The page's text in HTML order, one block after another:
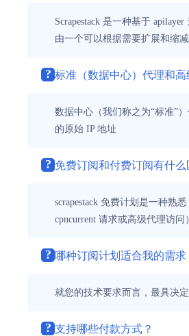
Scrapestack 是一种基于
由一个可以根据需要扩展和缩
? 标准（数据中心）代理和
数据中心（我们称之为“标准”
的原始 IP 地址
? 免费订阅和付费订阅有什么
scrapestack 免费计划是一种熟
cpncurrent 请求或高级代理访
? 哪种订阅计划适合我的需求
就您的技术要求而言，最具决
? 支持哪些付款方式？